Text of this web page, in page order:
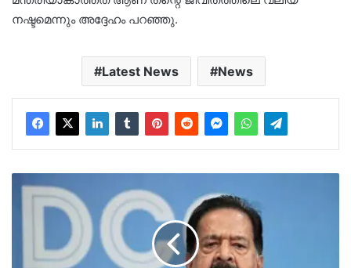
നഷ്ടമെന്നും അദ്ദേഹം പറഞ്ഞു.
Latest News News
അതൃപ്തിയില്‍
സിഎല്‍പി
യോഗത്തില്‍